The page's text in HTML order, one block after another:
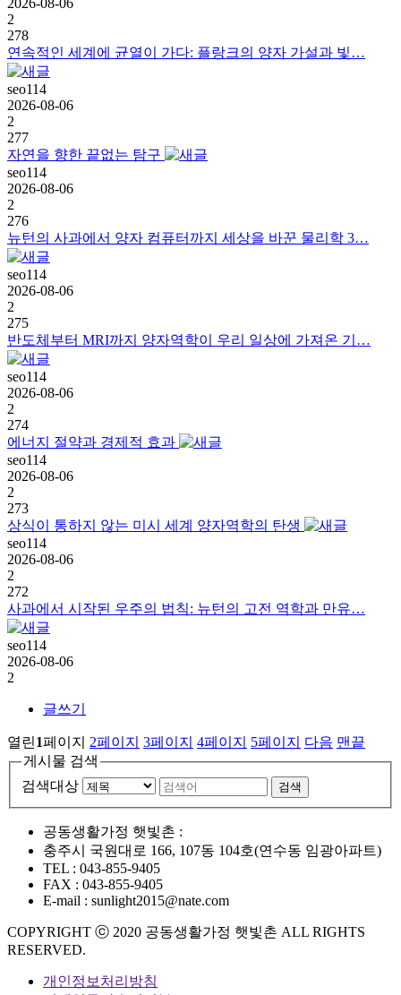
2026-08-06
2
278
연속적인 세계에 균열이 가다: 플랑크의 양자 가설과 빛…
seo114
2026-08-06
2
277
자연을 향한 끝없는 탐구
seo114
2026-08-06
2
276
뉴턴의 사과에서 양자 컴퓨터까지 세상을 바꾼 물리학 3…
seo114
2026-08-06
2
275
반도체부터 MRI까지 양자역학이 우리 일상에 가져온 기…
seo114
2026-08-06
2
274
에너지 절약과 경제적 효과
seo114
2026-08-06
2
273
상식이 통하지 않는 미시 세계 양자역학의 탄생
seo114
2026-08-06
2
272
사과에서 시작된 우주의 법칙: 뉴턴의 고전 역학과 만유…
seo114
2026-08-06
2
글쓰기
열린1페이지 2페이지 3페이지 4페이지 5페이지 다음 맨끝
게시물 검색
검색대상
공동생활가정 햇빛촌 :
충주시 국원대로 166, 107동 104호(연수동 임광아파트)
TEL : 043-855-9405
FAX : 043-855-9405
E-mail : sunlight2015@nate.com
COPYRIGHT ⓒ 2020 공동생활가정 햇빛촌 ALL RIGHTS
RESERVED.
개인정보처리방침